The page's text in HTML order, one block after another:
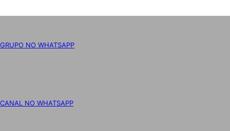
GRUPO NO WHATSAPP
CANAL NO WHATSAPP